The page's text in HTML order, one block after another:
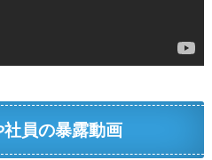
員の暴露動画